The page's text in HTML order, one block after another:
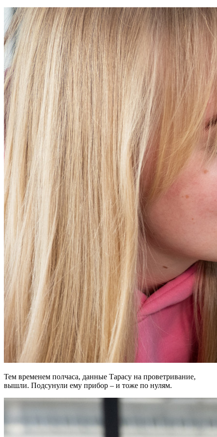
Тем временем полчаса, данные Тарасу на проветривание,
вышли. Подсунули ему прибор – и тоже по нулям.